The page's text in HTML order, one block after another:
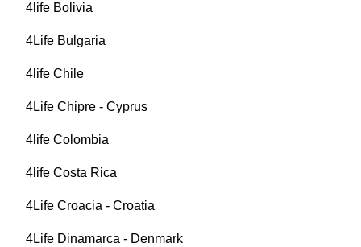
4life Bolivia
4Life Bulgaria
4life Chile
4Life Chipre - Cyprus
4life Colombia
4life Costa Rica
4Life Croacia - Croatia
4Life Dinamarca - Denmark